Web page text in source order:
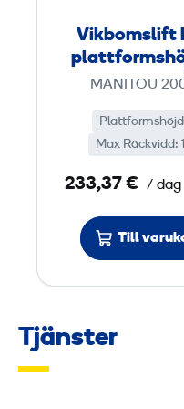
s
t
b
t
e
Vikbomslift
MANITOU
Max Räckvidd:
233,37 € / dag
Till
Tjänster